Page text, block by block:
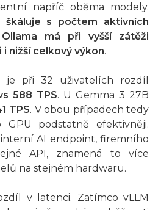
napříč oběma modely.
škáluje s počtem aktivních
Ollama má při vyšší zátěži
nižší celkový výkon.
je při 32 uživatelích rozdíl
588 TPS. U Gemma 3 27B
TPS. V obou případech tedy
GPU podstatně efektivněji.
AI endpoint, firemního
API, znamená to více
na stejném hardwaru.
v latenci. Zatímco vLLM